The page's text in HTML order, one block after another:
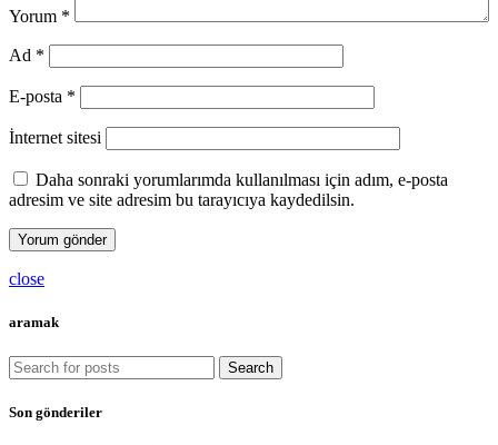
Yorum *
Ad *
E-posta *
İnternet sitesi
Daha sonraki yorumlarımda kullanılması için adım, e-posta
adresim ve site adresim bu tarayıcıya kaydedilsin.
close
aramak
Search
Son gönderiler